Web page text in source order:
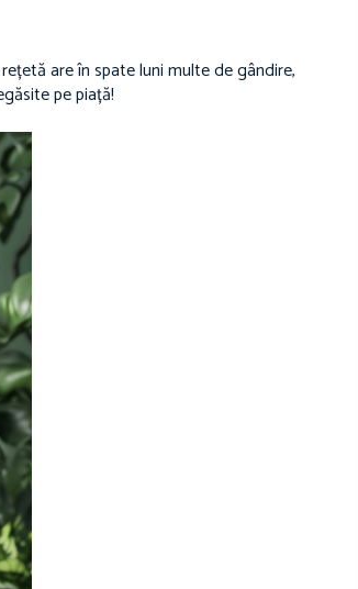
are în spate luni multe de gândire,
pe piață!